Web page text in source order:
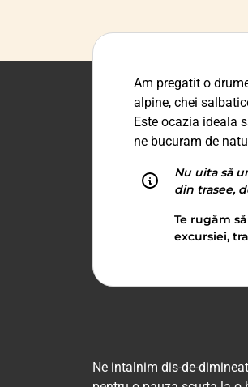
Am pregatit o
alpine, chei
Este ocazia ideala
ne bucuram de
Nu uita să
din trasee,
Te rugăm
excursiei,
Ne intalnim dis-de-